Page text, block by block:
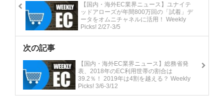
【国内・海外EC業界ニュース】ユナイテ
ッドアローズが年間800万回の「試着」デ
ータをオムニチャネルに活用！ Weekly
Picks! 2/27-3/5
次の記事
【国内・海外EC業界ニュース】総務省発
表、2018年のEC利用世帯の割合は
39.2％！ 2019年は4割を越える？ Weekly
Picks! 3/6-3/12